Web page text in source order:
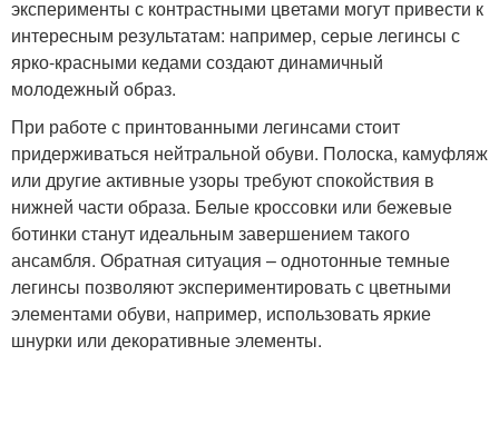
эксперименты с контрастными цветами могут привести к
интересным результатам: например, серые легинсы с
ярко-красными кедами создают динамичный
молодежный образ.
При работе с принтованными легинсами стоит
придерживаться нейтральной обуви. Полоска, камуфляж
или другие активные узоры требуют спокойствия в
нижней части образа. Белые кроссовки или бежевые
ботинки станут идеальным завершением такого
ансамбля. Обратная ситуация – однотонные темные
легинсы позволяют экспериментировать с цветными
элементами обуви, например, использовать яркие
шнурки или декоративные элементы.